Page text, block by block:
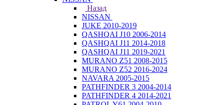
Назад
NISSAN
JUKE 2010-2019
QASHQAI J10 2006-2014
QASHQAI J11 2014-2018
QASHQAI J11 2019-2021
MURANO Z51 2008-2015
MURANO Z52 2016-2024
NAVARA 2005-2015
PATHFINDER 3 2004-2014
PATHFINDER 4 2014-2021